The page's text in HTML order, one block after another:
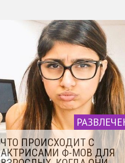
ЧТО ПРОИСХОДИТ С
АКТРИСАМИ Ф-МОВ ДЛЯ